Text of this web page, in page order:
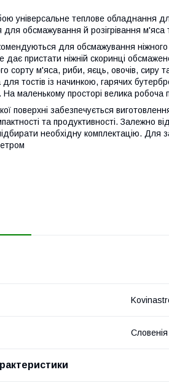
універсальне теплове обладнання
для обсмажування й розігрівання
для обсмажування
дає пристати ніжній скоринці
сорту м'яса, риби, яєць, овочів, сиру
тостів із начинкою, гарячих
На маленькому просторі велика робоча
поверхні забезпечується
та продуктивності. Залежно
необхідну комплектацію. Для
Словенія